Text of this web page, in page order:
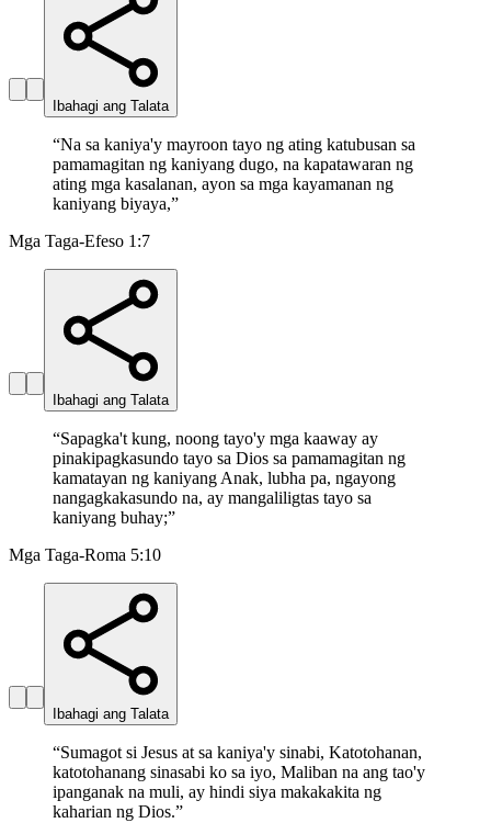
Ibahagi ang Talata
“Na sa kaniya'y mayroon tayo ng ating katubusan sa
pamamagitan ng kaniyang dugo, na kapatawaran ng
ating mga kasalanan, ayon sa mga kayamanan ng
kaniyang biyaya,”
Mga Taga-Efeso 1:7
Ibahagi ang Talata
“Sapagka't kung, noong tayo'y mga kaaway ay
pinakipagkasundo tayo sa Dios sa pamamagitan ng
kamatayan ng kaniyang Anak, lubha pa, ngayong
nangagkakasundo na, ay mangaliligtas tayo sa
kaniyang buhay;”
Mga Taga-Roma 5:10
Ibahagi ang Talata
“Sumagot si Jesus at sa kaniya'y sinabi, Katotohanan,
katotohanang sinasabi ko sa iyo, Maliban na ang tao'y
ipanganak na muli, ay hindi siya makakakita ng
kaharian ng Dios.”